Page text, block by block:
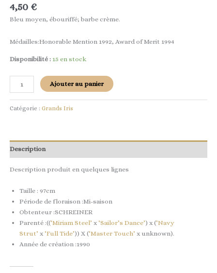
4,50 €
Bleu moyen, ébouriffé; barbe crème.
Médailles:Honorable Mention 1992, Award of Merit 1994
Disponibilité : 15 en stock
Ajouter au panier
Catégorie : Grands Iris
Description
Description produit en quelques lignes
Taille : 97cm
Période de floraison :Mi-saison
Obtenteur :SCHREINER
Parenté :((‘Miriam Steel’ x ‘Sailor’s Dance’) x (‘Navy
Strut’ x ‘Full Tide’)) X (‘Master Touch’ x unknown).
Année de création :1990